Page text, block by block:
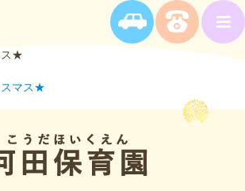
ス★
マス★